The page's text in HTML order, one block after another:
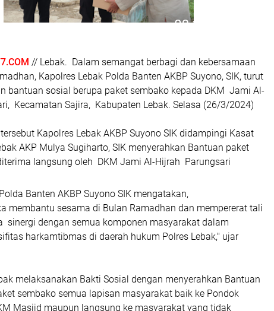
// Lebak. Dalam semangat berbagi dan kebersamaan
Kapolres Lebak Polda Banten AKBP Suyono, SIK, turut
bantuan sosial berupa paket sembako kepada DKM Jami Al-
Kecamatan Sajira, Kabupaten Lebak. Selasa (26/3/2024)
Kapolres Lebak AKBP Suyono SIK didampingi Kasat
AKP Mulya Sugiharto, SIK menyerahkan Bantuan paket
langsung oleh DKM Jami Al-Hijrah Parungsari
Banten AKBP Suyono SIK mengatakan,
membantu sesama di Bulan Ramadhan dan mempererat tali
sinergi dengan semua komponen masyarakat dalam
harkamtibmas di daerah hukum Polres Lebak," ujar
melaksanakan Bakti Sosial dengan menyerahkan Bantuan
sembako semua lapisan masyarakat baik ke Pondok
Masjid maupun langsung ke masyarakat yang tidak